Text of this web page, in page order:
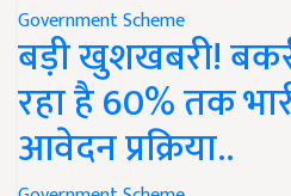
Government Scheme
बड़ी खुशखबरी!
रहा है 60% तक
आवेदन प्रक्रिया..